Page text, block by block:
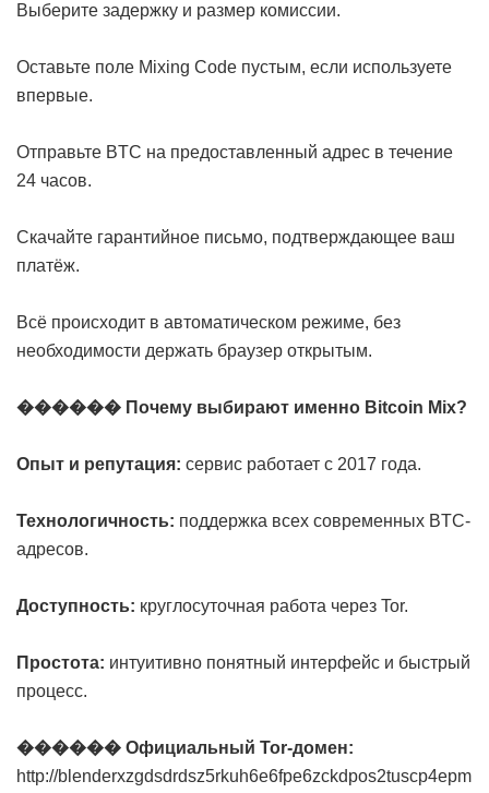
Выберите задержку и размер комиссии.
Оставьте поле Mixing Code пустым, если используете
впервые.
Отправьте BTC на предоставленный адрес в течение
24 часов.
Скачайте гарантийное письмо, подтверждающее ваш
платёж.
Всё происходит в автоматическом режиме, без
необходимости держать браузер открытым.
������ Почему выбирают именно Bitcoin Mix?
Опыт и репутация: сервис работает с 2017 года.
Технологичность: поддержка всех современных BTC-
адресов.
Доступность: круглосуточная работа через Tor.
Простота: интуитивно понятный интерфейс и быстрый
процесс.
������ Официальный Tor-домен:
http://blenderxzgdsdrdsz5rkuh6e6fpe6zckdpos2tuscp4epm